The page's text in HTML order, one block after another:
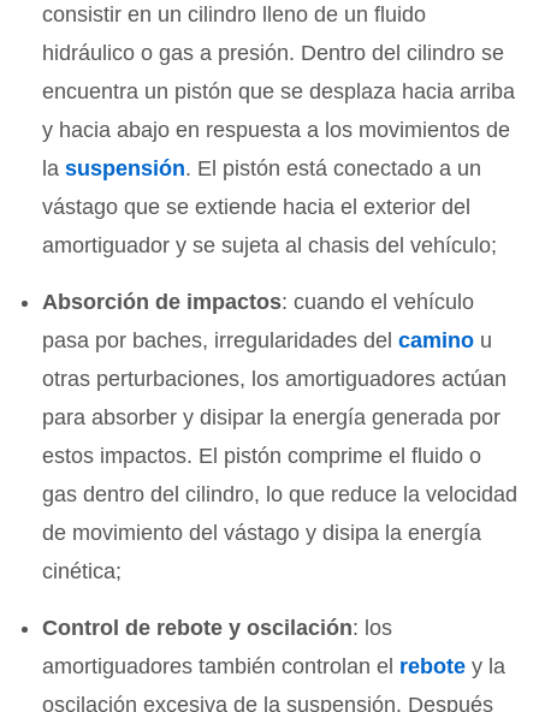
consistir en un cilindro lleno de un fluido
hidráulico o gas a presión. Dentro del cilindro se
encuentra un pistón que se desplaza hacia arriba
y hacia abajo en respuesta a los movimientos de
lasuspensión. El pistón está conectado a un
vástago que se extiende hacia el exterior del
amortiguador y se sujeta al chasis del vehículo;
Absorción de impactos: cuando el vehículo
pasa por baches, irregularidades delcamino u
otras perturbaciones, los amortiguadores actúan
para absorber y disipar la energía generada por
estos impactos. El pistón comprime el fluido o
gas dentro del cilindro, lo que reduce la velocidad
de movimiento del vástago y disipa la energía
cinética;
Control de rebote y oscilación: los
amortiguadores también controlan el rebote y la
oscilación excesiva de la suspensión. Después